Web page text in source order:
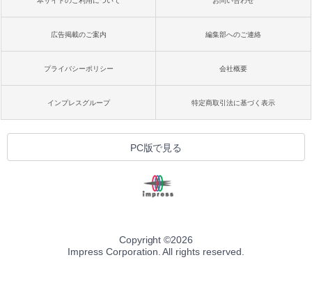
広告掲載のご案内 編集部へのご連絡
プライバシーポリシー 会社概要
インプレスグループ 特定商取引法に基づく表示
PC版で見る
Copyright ©2026
Impress Corporation. All rights reserved.